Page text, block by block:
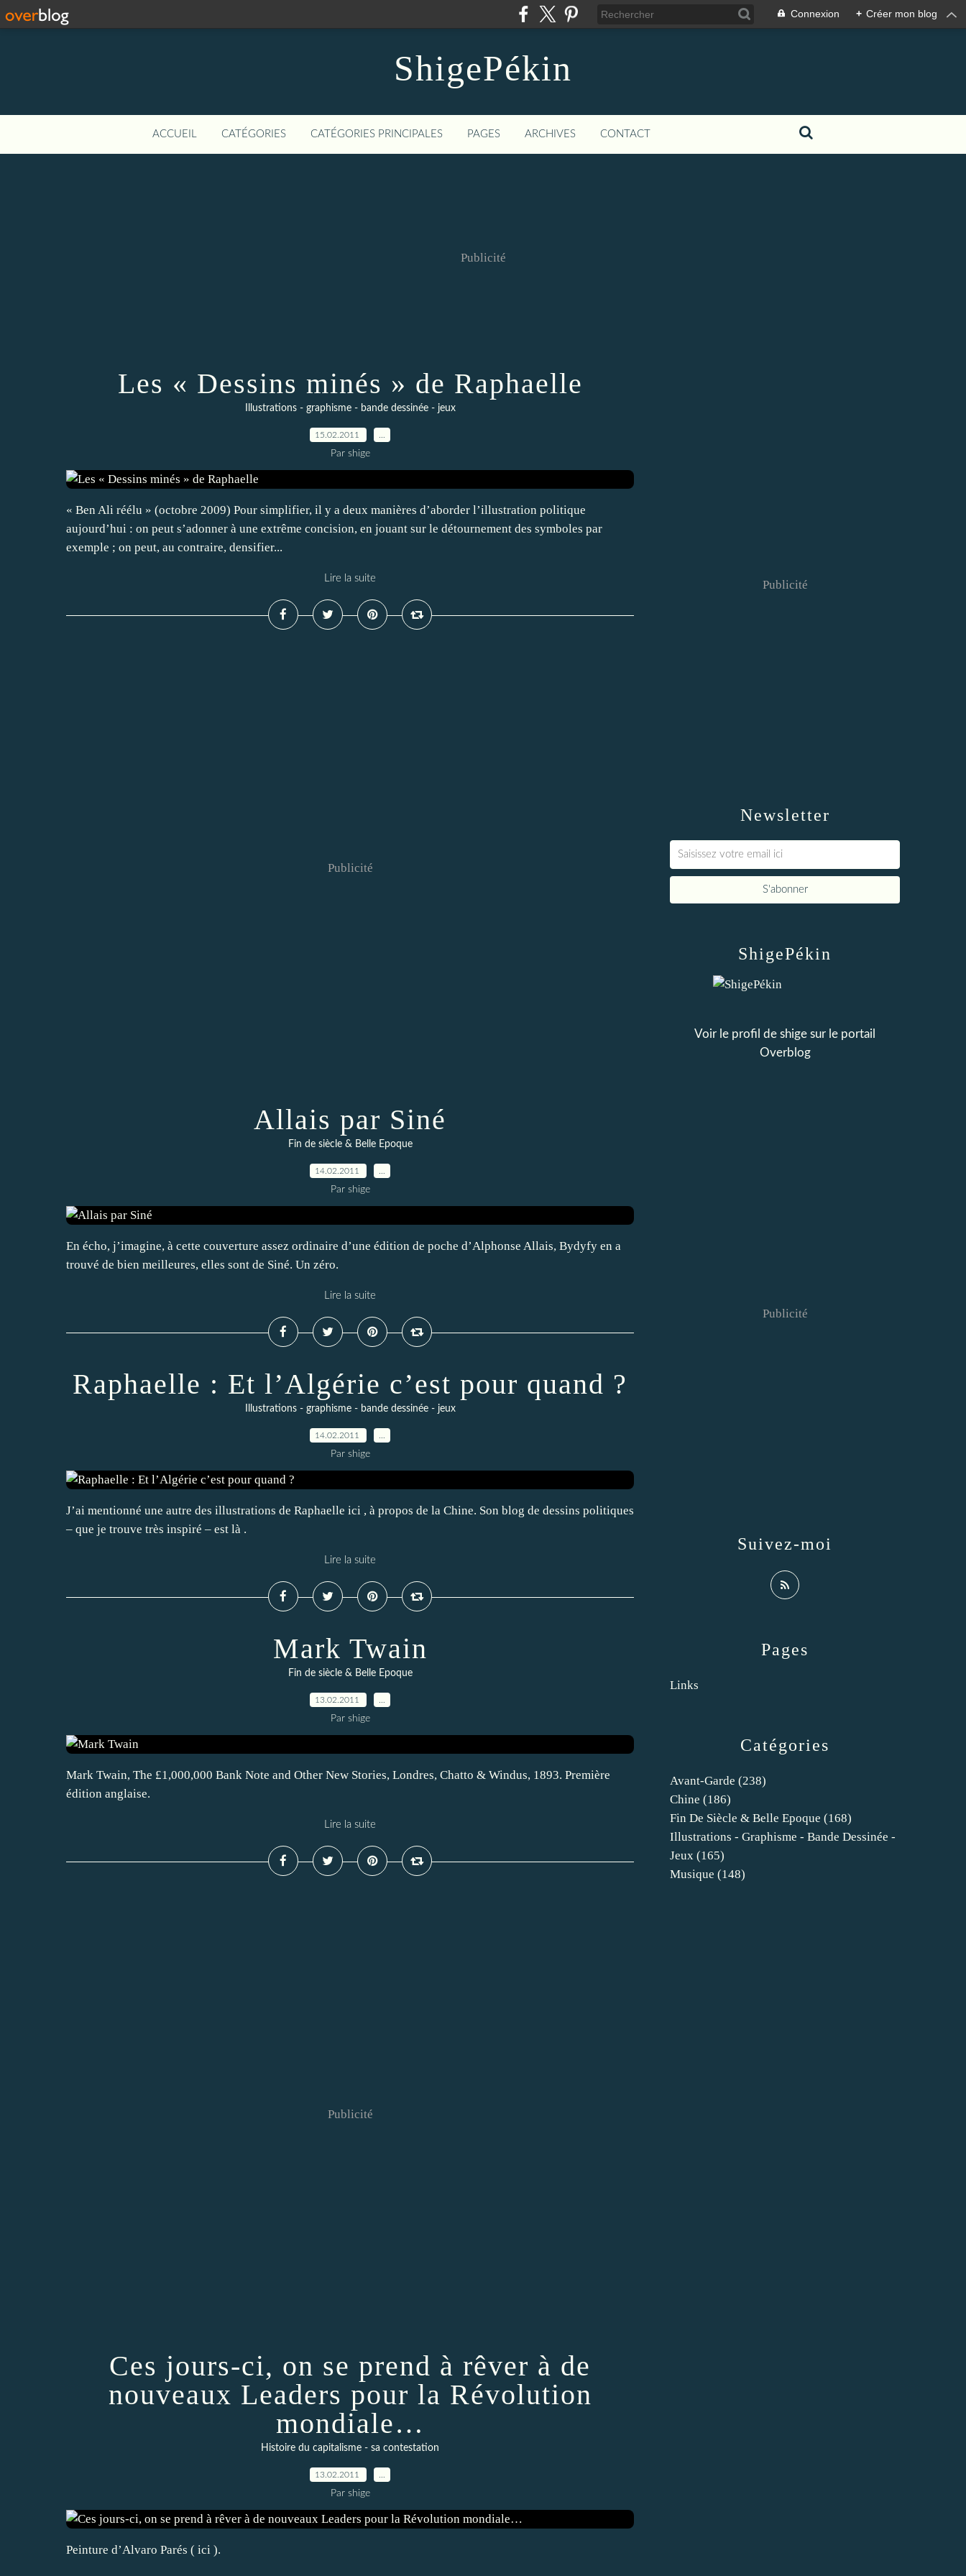
Connexion + Créer mon blog
ShigePékin
ACCUEIL CATÉGORIES CATÉGORIES PRINCIPALES PAGES ARCHIVES CONTACT
Publicité
Les « Dessins minés » de Raphaelle
Illustrations - graphisme - bande dessinée - jeux
15.02.2011
Par shige
« Ben Ali réélu » (octobre 2009) Pour simplifier, il y a deux manières d’aborder l’illustration politique
aujourd’hui : on peut s’adonner à une extrême concision, en jouant sur le détournement des symboles par
exemple ; on peut, au contraire, densifier...
Lire la suite
Publicité
Allais par Siné
Fin de siècle & Belle Epoque
14.02.2011
Par shige
En écho, j’imagine, à cette couverture assez ordinaire d’une édition de poche d’Alphonse Allais, Bydyfy en a
trouvé de bien meilleures, elles sont de Siné. Un zéro.
Lire la suite
Raphaelle : Et l’Algérie c’est pour quand ?
Illustrations - graphisme - bande dessinée - jeux
14.02.2011
Par shige
J’ai mentionné une autre des illustrations de Raphaelle ici , à propos de la Chine. Son blog de dessins politiques
– que je trouve très inspiré – est là .
Lire la suite
Mark Twain
Fin de siècle & Belle Epoque
13.02.2011
Par shige
Mark Twain, The £1,000,000 Bank Note and Other New Stories, Londres, Chatto & Windus, 1893. Première
édition anglaise.
Lire la suite
Publicité
Ces jours-ci, on se prend à rêver à de
nouveaux Leaders pour la Révolution
mondiale…
Histoire du capitalisme - sa contestation
13.02.2011
Par shige
Peinture d’Alvaro Parés ( ici ).
Newsletter
Publicité
Catégories
Avant-Garde (238)
Chine (186)
Fin De Siècle & Belle Epoque (168)
Illustrations - Graphisme - Bande Dessinée -
Jeux (165)
Musique (148)
Pages
Links
ShigePékin
Voir le profil de shige sur le portail
Overblog
Suivez-moi
Publicité